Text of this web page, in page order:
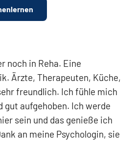
noch in Reha. Eine
Ärzte, Therapeuten, Küche,
freundlich. Ich fühle mich
gut aufgehoben. Ich werde
sein und das genieße ich
an meine Psychologin, sie